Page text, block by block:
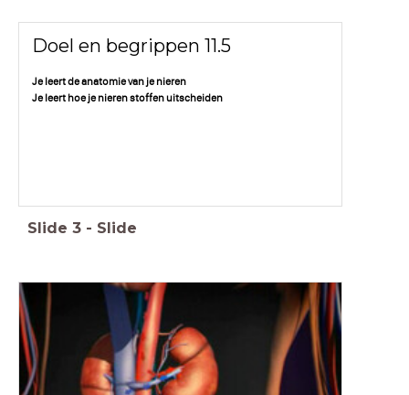
Doel en begrippen 11.5
Je leert de anatomie van je nieren
Je leert hoe je nieren stoffen uitscheiden
Slide 3 - Slide